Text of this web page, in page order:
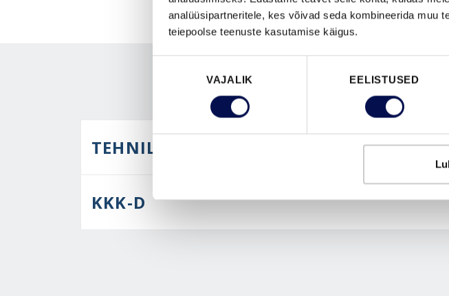
analüüsipartneritele, kes võivad seda kombineerida muu
teiepoolse teenuste kasutamise käigus.
VAJALIK EELISTUSED
TEHNILINE KIRJELDUS
KKK-D